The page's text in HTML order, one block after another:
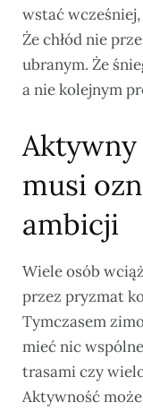
wstać
Że chłód nie
ubranym. Że
a nie kolejnym
musi
ambicji
Wiele osób
przez pryzmat
Tymczasem
mieć nic
trasami czy
Aktywność